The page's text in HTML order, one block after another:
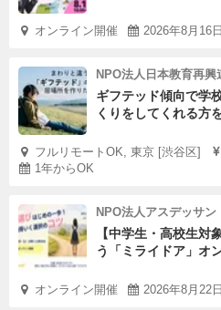
オンライン開催 2026年8月16
NPO法人日本教育再興
ギフテッド傾向で学
くりをしてくれる方
フルリモートOK, 東京 [渋谷区]
1年からOK
NPO法人アスデッサン
【中学生・高校生対
う「ミライドア」オ
オンライン開催 2026年8月22